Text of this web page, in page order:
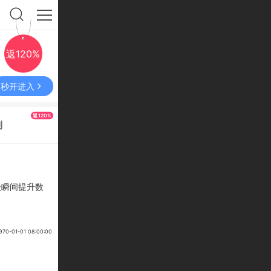
返120%
秒开进入
返120%
间提升数
01-01 08:00:00